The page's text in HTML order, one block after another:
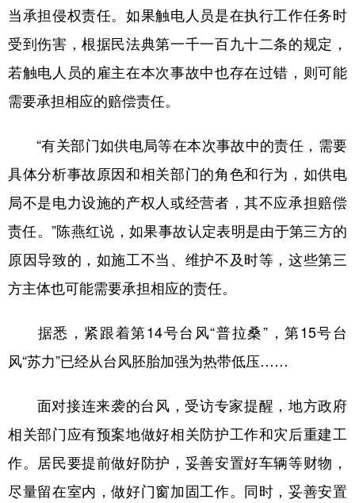
当承担侵权责任。如果触电人员是在执行工作任务时
受到伤害，根据民法典第一千一百九十二条的规定，
若触电人员的雇主在本次事故中也存在过错，则可能
需要承担相应的赔偿责任。
“有关部门如供电局等在本次事故中的责任，需要
具体分析事故原因和相关部门的角色和行为，如供电
局不是电力设施的产权人或经营者，其不应承担赔偿
责任。”陈燕红说，如果事故认定表明是由于第三方的
原因导致的，如施工不当、维护不及时等，这些第三
方主体也可能需要承担相应的责任。
据悉，紧跟着第14号台风“普拉桑”，第15号台
风“苏力”已经从台风胚胎加强为热带低压……
面对接连来袭的台风，受访专家提醒，地方政府
相关部门应有预案地做好相关防护工作和灾后重建工
作。居民要提前做好防护，妥善安置好车辆等财物，
尽量留在室内，做好门窗加固工作。同时，妥善安置